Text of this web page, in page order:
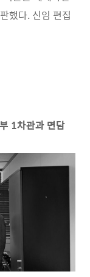
했다. 신임 편집
1차관과 면담